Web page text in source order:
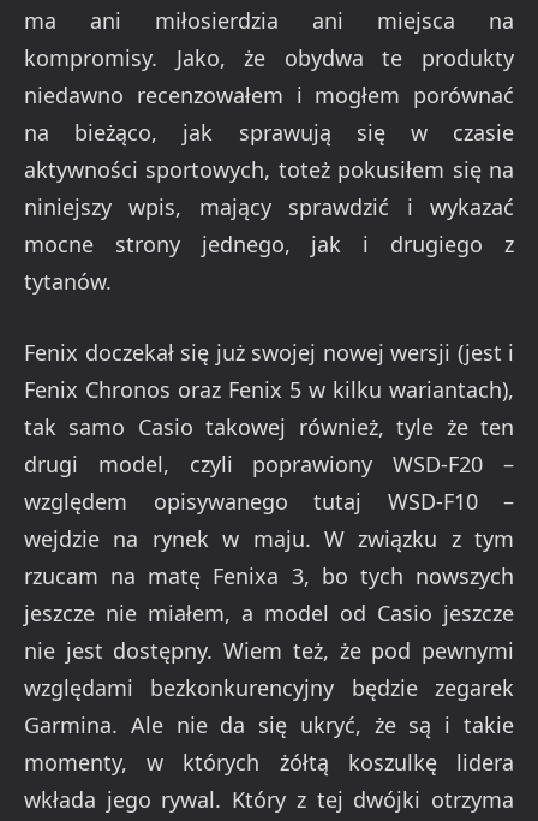
ma ani miłosierdzia ani miejsca na
kompromisy. Jako, że obydwa te produkty
niedawno recenzowałem i mogłem porównać
na bieżąco, jak sprawują się w czasie
aktywności sportowych, toteż pokusiłem się na
niniejszy wpis, mający sprawdzić i wykazać
mocne strony jednego, jak i drugiego z
tytanów.
Fenix doczekał się już swojej nowej wersji (jest i
Fenix Chronos oraz Fenix 5 w kilku wariantach),
tak samo Casio takowej również, tyle że ten
drugi model, czyli poprawiony WSD-F20 –
względem opisywanego tutaj WSD-F10 –
wejdzie na rynek w maju. W związku z tym
rzucam na matę Fenixa 3, bo tych nowszych
jeszcze nie miałem, a model od Casio jeszcze
nie jest dostępny. Wiem też, że pod pewnymi
względami bezkonkurencyjny będzie zegarek
Garmina. Ale nie da się ukryć, że są i takie
momenty, w których żółtą koszulkę lidera
wkłada jego rywal. Który z tej dwójki otrzyma